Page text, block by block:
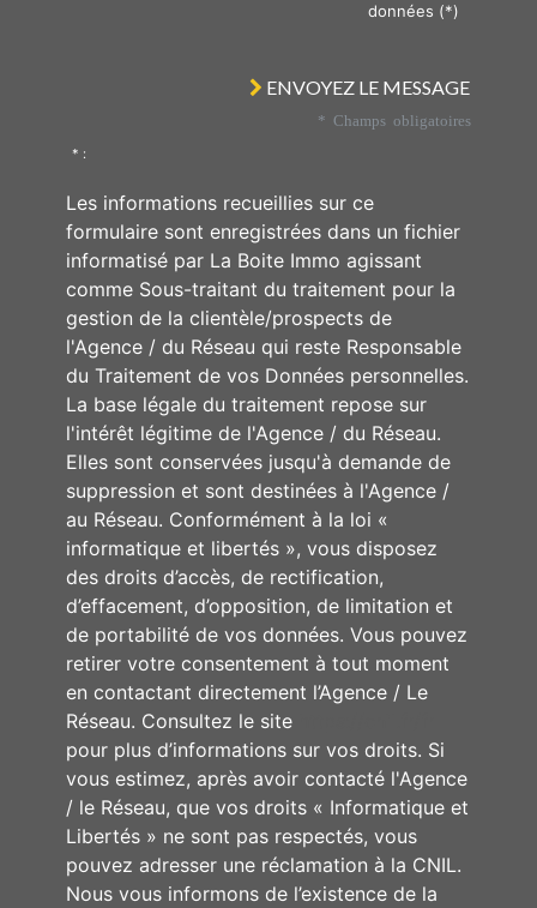
données (*)
ENVOYEZ LE MESSAGE
* Champs obligatoires
* :
Les informations recueillies sur ce
formulaire sont enregistrées dans un fichier
informatisé par La Boite Immo agissant
comme Sous-traitant du traitement pour la
gestion de la clientèle/prospects de
l'Agence / du Réseau qui reste Responsable
du Traitement de vos Données personnelles.
La base légale du traitement repose sur
l'intérêt légitime de l'Agence / du Réseau.
Elles sont conservées jusqu'à demande de
suppression et sont destinées à l'Agence /
au Réseau. Conformément à la loi «
informatique et libertés », vous disposez
des droits d’accès, de rectification,
d’effacement, d’opposition, de limitation et
de portabilité de vos données. Vous pouvez
retirer votre consentement à tout moment
en contactant directement l’Agence / Le
Réseau. Consultez le site
pour plus d’informations sur vos droits. Si
vous estimez, après avoir contacté l'Agence
/ le Réseau, que vos droits « Informatique et
Libertés » ne sont pas respectés, vous
pouvez adresser une réclamation à la CNIL.
Nous vous informons de l’existence de la